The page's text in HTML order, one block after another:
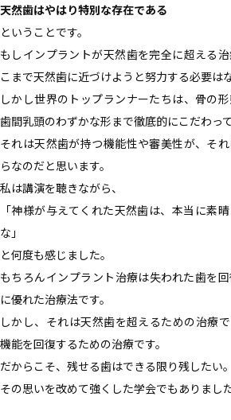
天然歯はやはり特別な存在である
ということです。
もしインプラントが天然歯を完全に超える
こまで天然歯に近づけようと努力する必要は
しかし世界のトップランナーたちは、骨の形
歯間乳頭のわずかな形まで徹底的にこだわって
それは天然歯が持つ機能性や審美性が、そ
らなのだと思います。
私は講演を聴きながら、
「神様が与えてくれた天然歯は、本当に素
な」
と何度も感じました。
もちろんインプラント治療は失われた歯を
に優れた治療法です。
しかし、それは天然歯を超えるための治療
機能を回復するための治療です。
だからこそ、残せる歯はできる限り残したい。
その思いを改めて強くした学会でもありました